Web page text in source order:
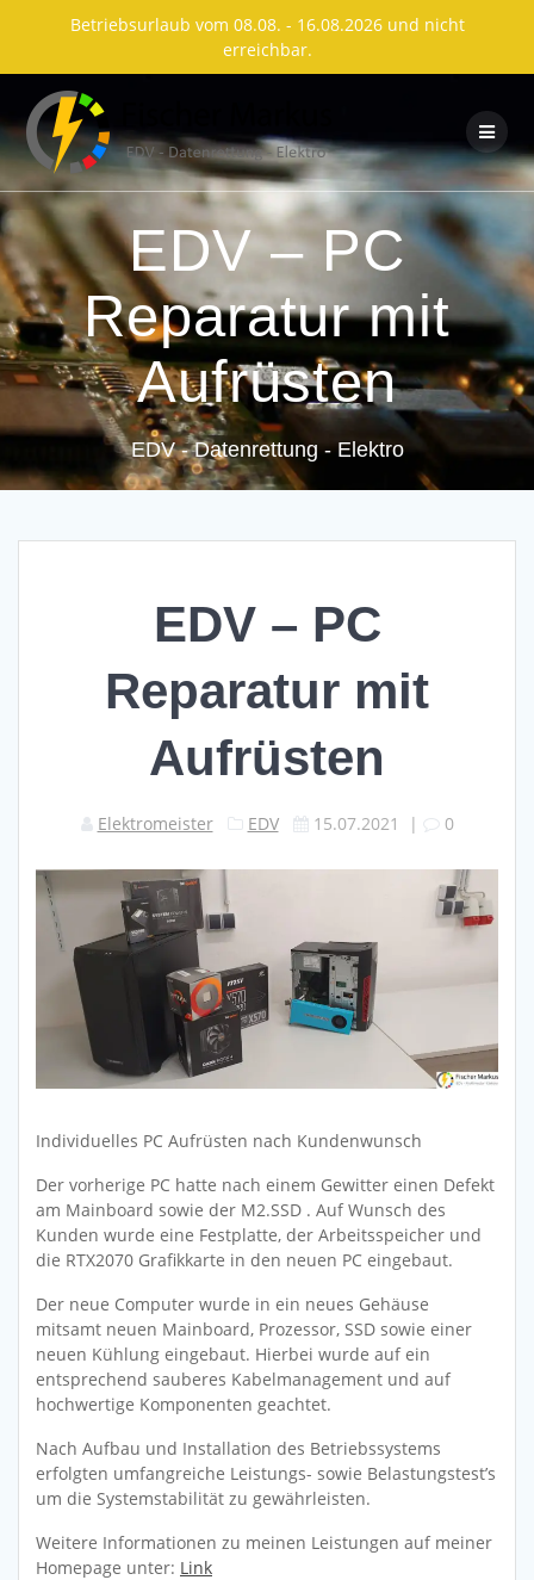
Betriebsurlaub vom 08.08. - 16.08.2026 und nicht
erreichbar.
content
EDV – PC
Reparatur mit
Aufrüsten
EDV - Datenrettung - Elektro
EDV – PC
Reparatur mit
Aufrüsten
Elektromeister EDV 15.07.2021 | 0
Individuelles PC Aufrüsten nach Kundenwunsch
Der vorherige PC hatte nach einem Gewitter einen Defekt
am Mainboard sowie der M2.SSD . Auf Wunsch des
Kunden wurde eine Festplatte, der Arbeitsspeicher und
die RTX2070 Grafikkarte in den neuen PC eingebaut.
Der neue Computer wurde in ein neues Gehäuse
mitsamt neuen Mainboard, Prozessor, SSD sowie einer
neuen Kühlung eingebaut. Hierbei wurde auf ein
entsprechend sauberes Kabelmanagement und auf
hochwertige Komponenten geachtet.
Nach Aufbau und Installation des Betriebssystems
erfolgten umfangreiche Leistungs- sowie Belastungstest’s
um die Systemstabilität zu gewährleisten.
Weitere Informationen zu meinen Leistungen auf meiner
Homepage unter: Link